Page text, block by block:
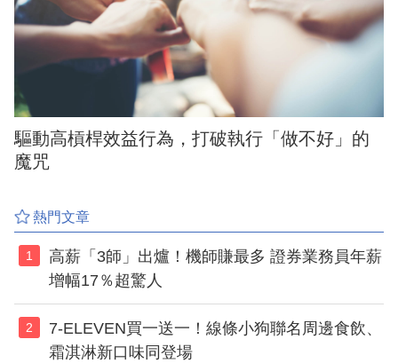
驅動高槓桿效益行為，打破執行「做不好」的
魔咒
熱門文章
1
高薪「3師」出爐！機師賺最多 證券業務員年薪
增幅17％超驚人
2
7-ELEVEN買一送一！線條小狗聯名周邊食飲、
霜淇淋新口味同登場